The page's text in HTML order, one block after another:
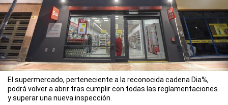
El supermercado, perteneciente a la reconocida cadena Dia%,
podrá volver a abrir tras cumplir con todas las reglamentaciones
y superar una nueva inspección.